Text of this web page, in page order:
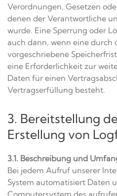
Verordnungen, Gesetzen
denen der Verantwortliche
wurde. Eine Sperrung oder
auch dann, wenn eine durch
vorgeschriebene
eine Erforderlichkeit zur
Daten für einen
Vertragserfüllung besteht.
3. Bereitstellung
Erstellung von
3.1. Beschreibung und
Bei jedem Aufruf unserer
System automatisiert Daten
Computersystem des